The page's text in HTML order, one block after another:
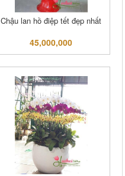
Chậu lan hồ điệp tết đẹp nhất
45,000,000